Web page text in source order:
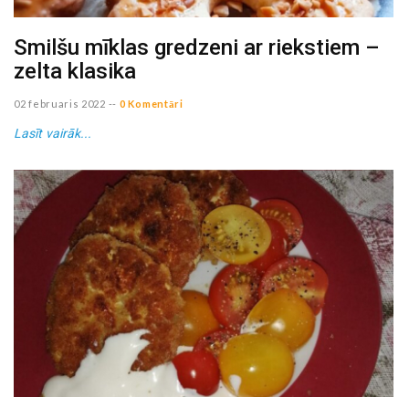
Smilšu mīklas gredzeni ar riekstiem –
zelta klasika
02 februaris 2022 -- 0 Komentāri
Lasīt vairāk...